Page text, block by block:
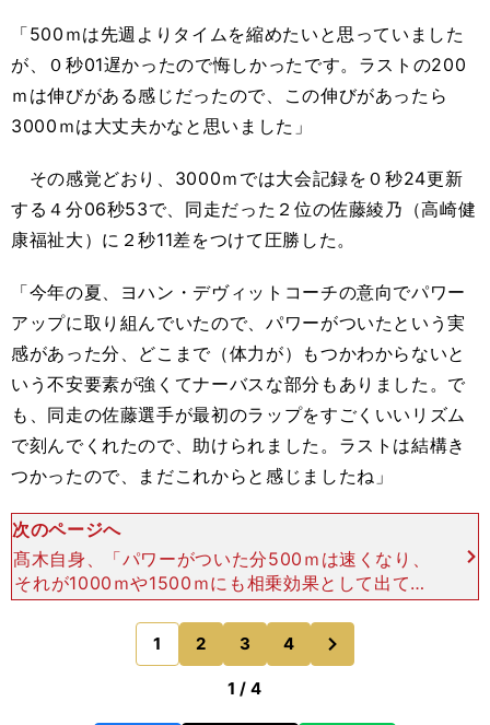
「500ｍは先週よりタイムを縮めたいと思っていました
が、０秒01遅かったので悔しかったです。ラストの200
ｍは伸びがある感じだったので、この伸びがあったら
3000ｍは大丈夫かなと思いました」
その感覚どおり、3000ｍでは大会記録を０秒24更新
する４分06秒53で、同走だった２位の佐藤綾乃（高崎健
康福祉大）に２秒11差をつけて圧勝した。
「今年の夏、ヨハン・デヴィットコーチの意向でパワー
アップに取り組んでいたので、パワーがついたという実
感があった分、どこまで（体力が）もつかわからないと
いう不安要素が強くてナーバスな部分もありました。で
も、同走の佐藤選手が最初のラップをすごくいいリズム
で刻んでくれたので、助けられました。ラストは結構き
つかったので、まだこれからと感じましたね」
次のページへ
髙木自身、「パワーがついた分500ｍは速くなり、
それが1000ｍや1500ｍにも相乗効果として出てく
るのではないか」と期待しているという。一方で3
000ｍなどの持久力が必要な長距離になると、パワ
ーとの
1 2 3 4
のページへ
1 / 4